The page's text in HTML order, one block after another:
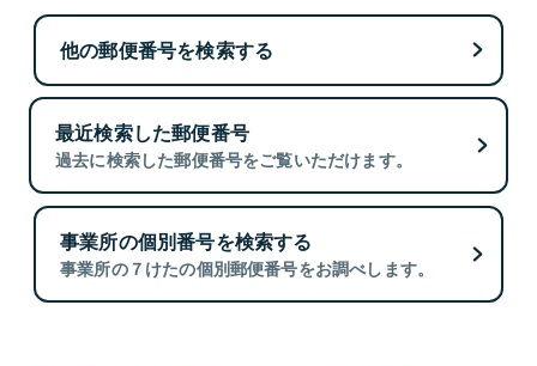
他の郵便番号を検索する
最近検索した郵便番号
過去に検索した郵便番号をご覧いただけます。
事業所の個別番号を検索する
事業所の７けたの個別郵便番号をお調べします。